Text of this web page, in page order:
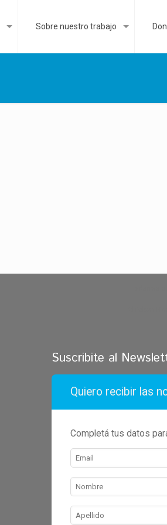
Sobre nuestro trabajo
Suscribite al
Quiero recibir las
Completá tus datos